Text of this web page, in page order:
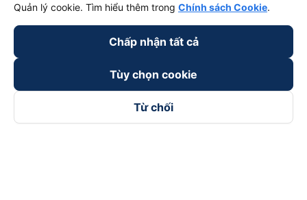
Quản lý cookie. Tìm hiểu thêm trong Chính sách Cookie.
Chấp nhận tất cả
Tùy chọn cookie
Từ chối